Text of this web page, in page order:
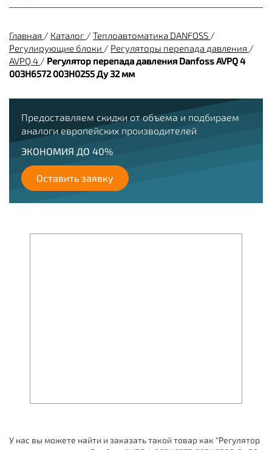
Главная / Каталог / Теплоавтоматика DANFOSS /
Регулирующие блоки / Регуляторы перепада давления /
AVPQ 4 / Регулятор перепада давления Danfoss AVPQ 4
003H6572 003H0255 Ду 32 мм
Предоставляем скидки от объема и подбираем
аналоги европейских производителей
ЭКОНОМИЯ ДО 40%
Оставить заявку
У нас вы можете найти и заказать такой товар как "Регулятор